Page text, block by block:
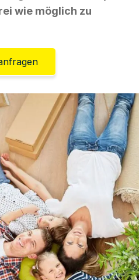
wie möglich zu